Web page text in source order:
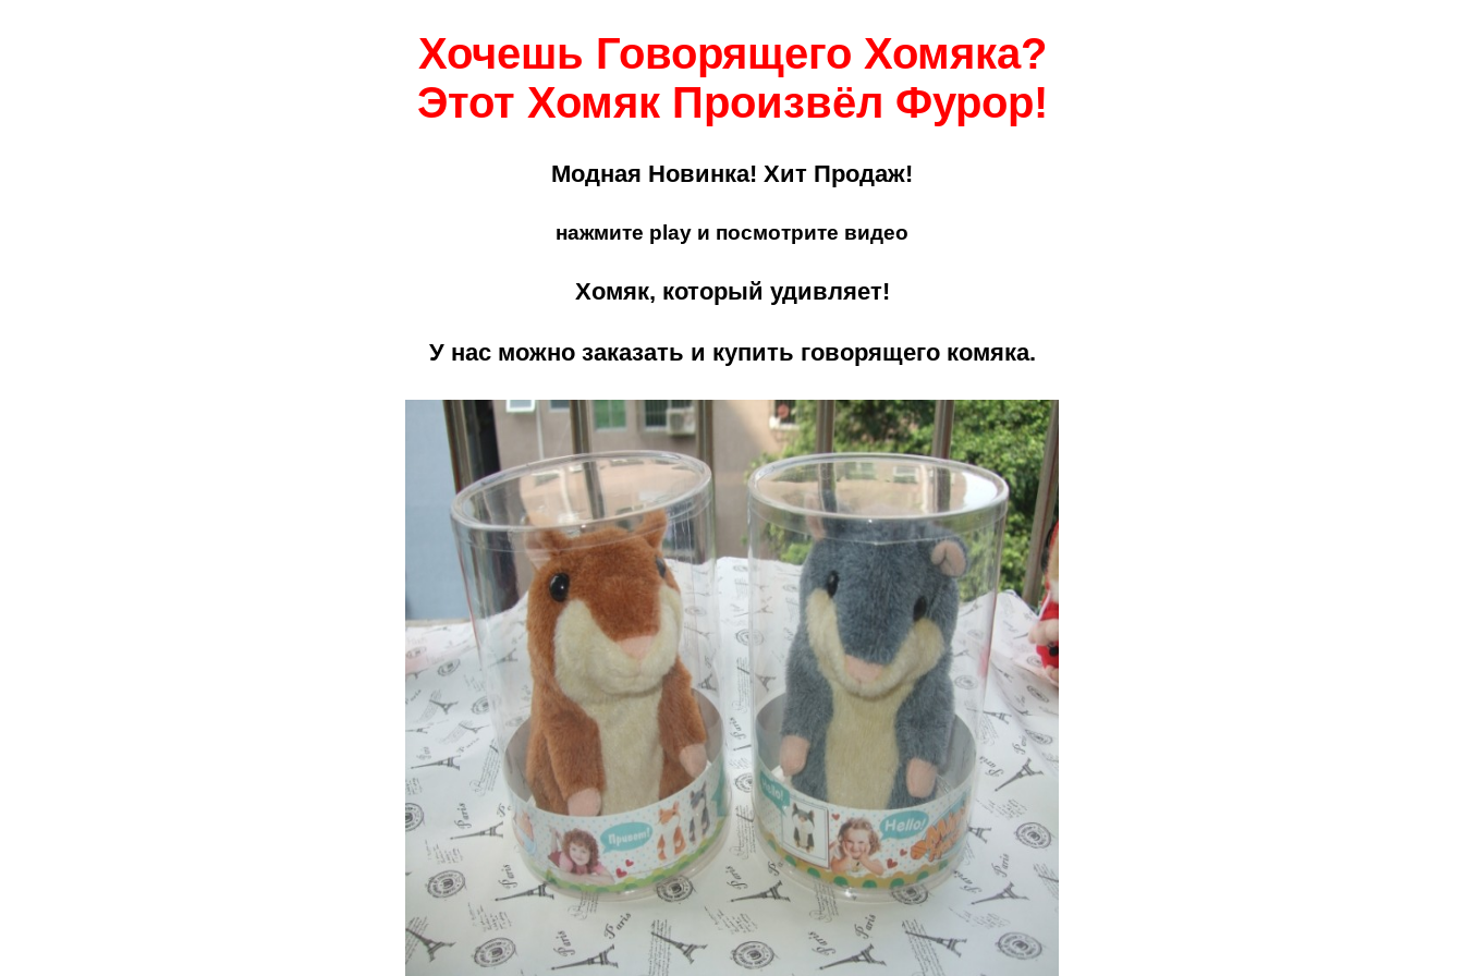
Хочешь Говорящего Хомяка?
Этот Хомяк Произвёл Фурор!
Модная Новинка! Хит Продаж!
нажмите play и посмотрите видео
Хомяк, который удивляет!
У нас можно заказать и купить говорящего комяка.